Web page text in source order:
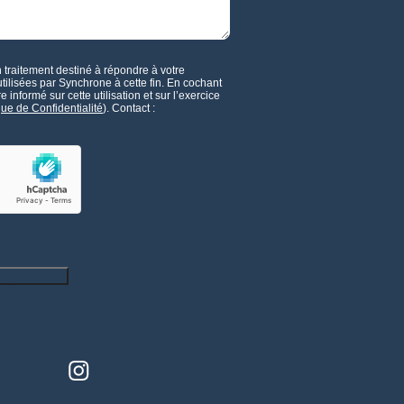
traitement destiné à répondre à votre
par Synchrone à cette fin. En cochant
informé sur cette utilisation et sur l’exercice
de Confidentialité). Contact :